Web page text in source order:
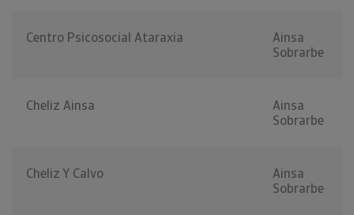
Centro Psicosocial Ataraxia
Ainsa
Sobrarbe
Cheliz Ainsa
Ainsa
Sobrarbe
Cheliz Y Calvo
Ainsa
Sobrarbe